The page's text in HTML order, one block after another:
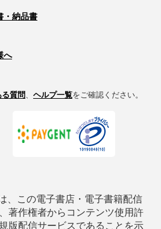
・納品書
へ
る質問 ヘルプ一覧をご確認ください。
、この電子書店・電子書籍配信
著作権者からコンテンツ使用許
版配信サービスであることを示